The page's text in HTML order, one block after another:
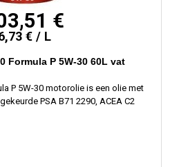
€
€ / L
Formula P 5W-30 60L vat
P 5W-30 motorolie is een olie met
PSA B71 2290, ACEA C2